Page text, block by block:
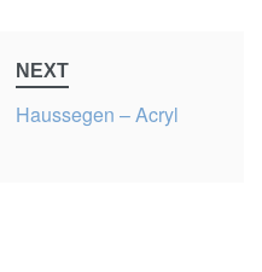
NEXT
Haussegen – Acryl